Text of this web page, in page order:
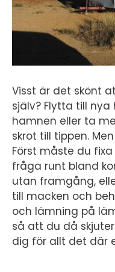
Visst är det skönt
själv? Flytta till
hamnen eller ta
skrot till tippen.
Först måste du
fråga runt bland
utan framgång,
till macken och
och lämning på
så att du då
dig för allt det där